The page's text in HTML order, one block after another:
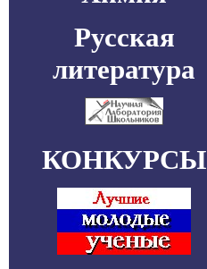
Русская
литература
КОНКУРСЫ